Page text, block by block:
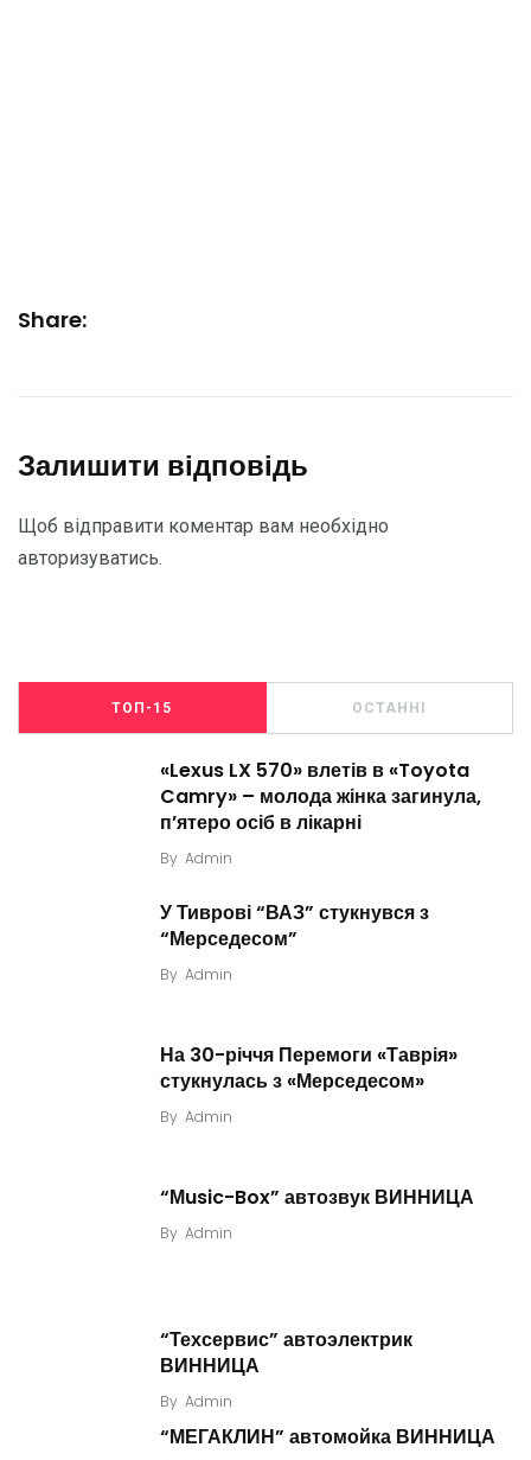
Share:
Залишити відповідь
Щоб відправити коментар вам необхідно
авторизуватись.
ТОП-15 ОСТАННІ
«Lexus LX 570» влетів в «Toyota
Camry» – молода жінка загинула,
п’ятеро осіб в лікарні
By Admin
У Тиврові “ВАЗ” стукнувся з
“Мерседесом”
By Admin
На 30-річчя Перемоги «Таврія»
стукнулась з «Мерседесом»
By Admin
“Мusic-Box” автозвук ВИННИЦА
By Admin
“Техсервис” автоэлектрик
ВИННИЦА
By Admin
“МЕГАКЛИН” автомойка ВИННИЦА